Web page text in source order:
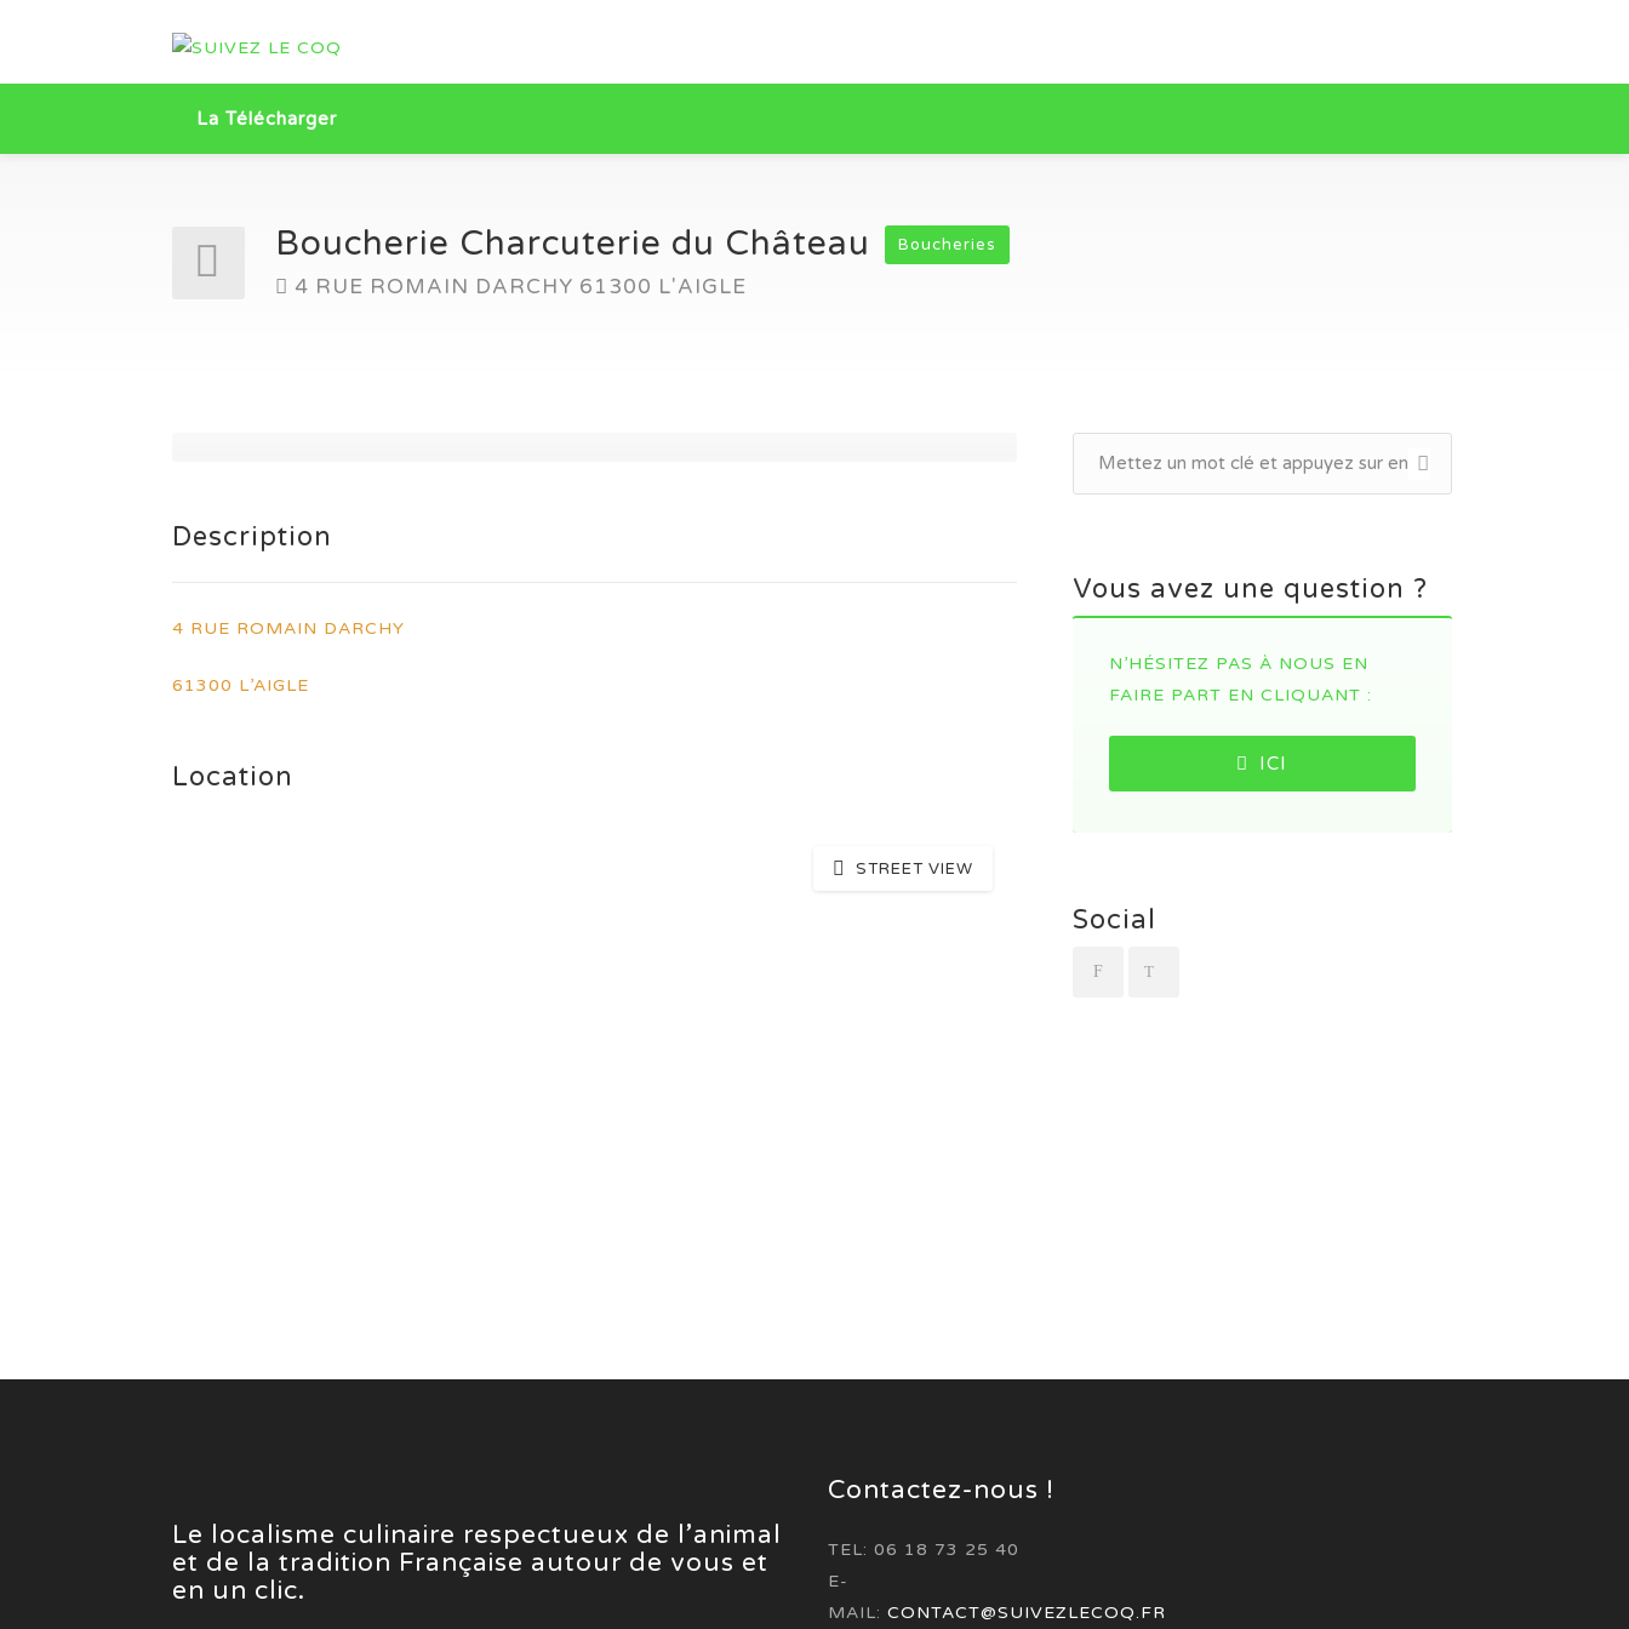
La Télécharger
Boucherie Charcuterie du Château Boucheries
4 RUE ROMAIN DARCHY 61300 L'AIGLE
Description
4 RUE ROMAIN DARCHY
61300 L’AIGLE
Location
STREET VIEW
Vous avez une question ?
N’HÉSITEZ PAS À NOUS EN
FAIRE PART EN CLIQUANT :
ICI
Social
Le localisme culinaire respectueux de l’animal
et de la tradition Française autour de vous et
en un clic.
Contactez-nous !
TEL: 06 18 73 25 40
E-
MAIL: CONTACT@SUIVEZLECOQ.FR